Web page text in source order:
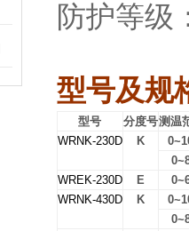
防护等级
型号及规
型号 分度号测温
WRNK-230D
K
WREK-230D
E
WRNK-430D
K